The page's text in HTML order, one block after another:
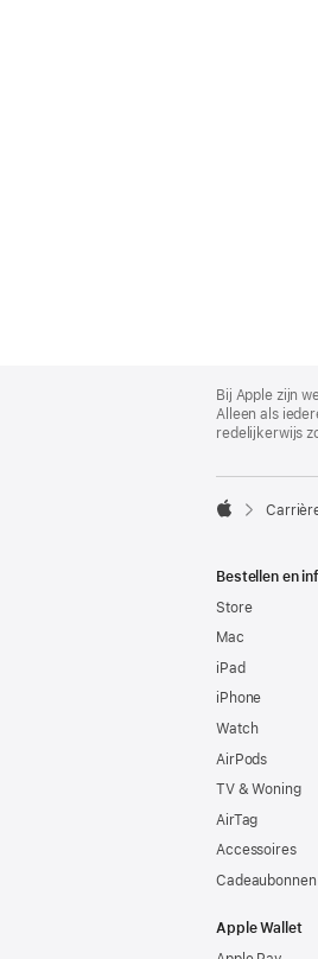
Footer
Bij Apple zijn
Alleen als
redelijkerwijs

Bestellen en
Store
Mac
iPad
iPhone
Watch
AirPods
TV & Woning
AirTag
Accessoires
Cadeaubonnen
Apple Wallet